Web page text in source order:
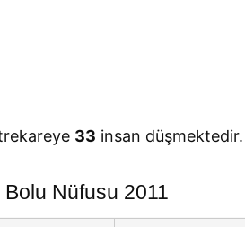
33 insan
Nüfusu 2011